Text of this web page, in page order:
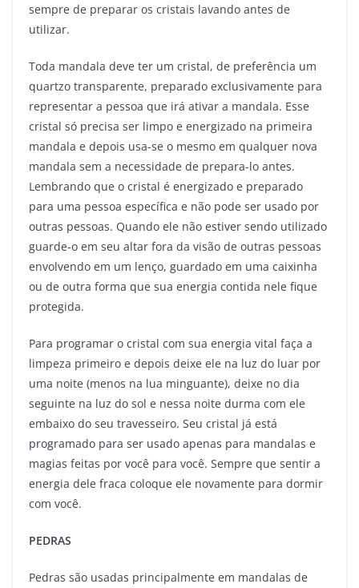
sempre de preparar os cristais lavando antes de
utilizar.
Toda mandala deve ter um cristal, de preferência um
quartzo transparente, preparado exclusivamente para
representar a pessoa que irá ativar a mandala. Esse
cristal só precisa ser limpo e energizado na primeira
mandala e depois usa-se o mesmo em qualquer nova
mandala sem a necessidade de prepara-lo antes.
Lembrando que o cristal é energizado e preparado
para uma pessoa específica e não pode ser usado por
outras pessoas. Quando ele não estiver sendo utilizado
guarde-o em seu altar fora da visão de outras pessoas
envolvendo em um lenço, guardado em uma caixinha
ou de outra forma que sua energia contida nele fique
protegida.
Para programar o cristal com sua energia vital faça a
limpeza primeiro e depois deixe ele na luz do luar por
uma noite (menos na lua minguante), deixe no dia
seguinte na luz do sol e nessa noite durma com ele
embaixo do seu travesseiro. Seu cristal já está
programado para ser usado apenas para mandalas e
magias feitas por você para você. Sempre que sentir a
energia dele fraca coloque ele novamente para dormir
com você.
PEDRAS
Pedras são usadas principalmente em mandalas de